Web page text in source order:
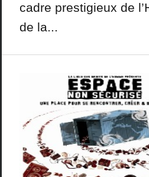
cadre prestigieux de
de la...